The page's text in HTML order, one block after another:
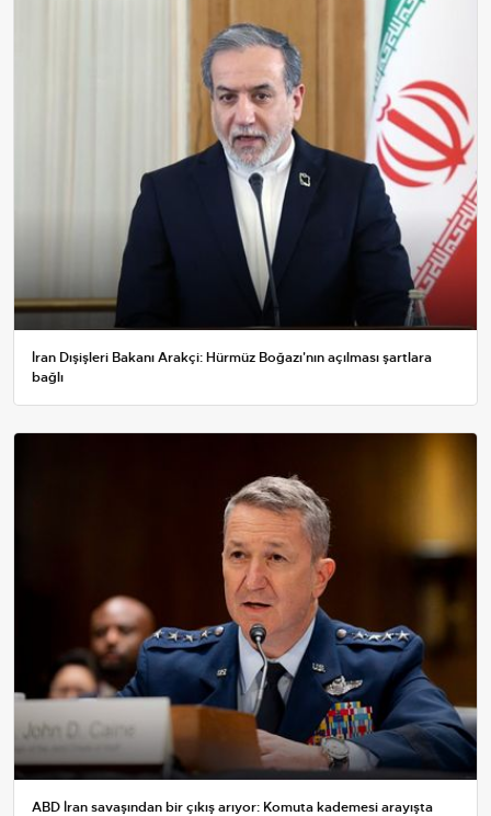
İran Dışişleri Bakanı Arakçi: Hürmüz Boğazı'nın açılması şartlara
bağlı
ABD İran savaşından bir çıkış arıyor: Komuta kademesi arayışta